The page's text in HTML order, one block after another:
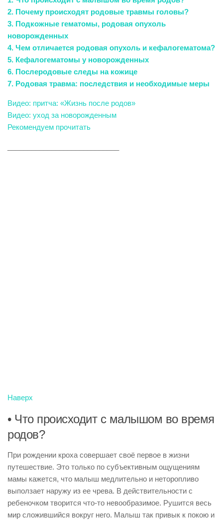
2. Почему происходят родовые травмы головы?
3. Подкожные гематомы, родовая опухоль
новорожденных
4. Чем отличается родовая опухоль и кефалогематома?
5. Кефалогематомы у новорожденных
6. Послеродовые следы на кожице
7. Родовая травма: последствия и необходимые меры
Видео: притча: «Жизнь после родов»
Видео: уход за новорожденным
Рекомендуем прочитать
Наверх
• Что происходит с малышом во время
родов?
При рождении кроха совершает своё первое в жизни
путешествие. Это только по субъективным ощущениям
мамы кажется, что малыш медлительно и неторопливо
выползает наружу из ее чрева. В действительности с
ребеночком творится что-то невообразимое. Рушится весь
мир сложившийся вокруг него. Малыш так привык к покою и